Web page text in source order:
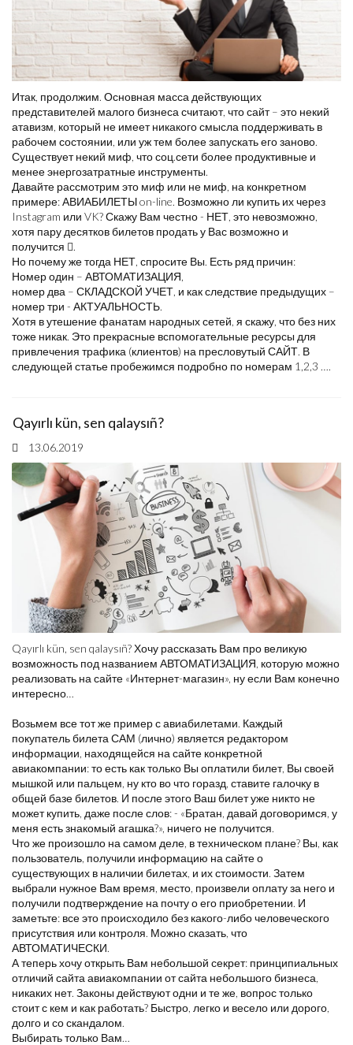
Итак, продолжим. Основная масса действующих
представителей малого бизнеса считают, что сайт – это некий
атавизм, который не имеет никакого смысла поддерживать в
рабочем состоянии, или уж тем более запускать его заново.
Существует некий миф, что соц.сети более продуктивные и
менее энергозатратные инструменты.
Давайте рассмотрим это миф или не миф, на конкретном
примере: АВИАБИЛЕТЫ on-line. Возможно ли купить их через
Instagram или VK? Скажу Вам честно - НЕТ, это невозможно,
хотя пару десятков билетов продать у Вас возможно и
получится .
Но почему же тогда НЕТ, спросите Вы. Есть ряд причин:
Номер один – АВТОМАТИЗАЦИЯ,
номер два – СКЛАДСКОЙ УЧЕТ, и как следствие предыдущих –
номер три - АКТУАЛЬНОСТЬ.
Хотя в утешение фанатам народных сетей, я скажу, что без них
тоже никак. Это прекрасные вспомогательные ресурсы для
привлечения трафика (клиентов) на пресловутый САЙТ. В
следующей статье пробежимся подробно по номерам 1,2,3 ….
Qayırlı kün, sen qalaysıñ?
13.06.2019
Qayırlı kün, sen qalaysıñ? Хочу рассказать Вам про великую
возможность под названием АВТОМАТИЗАЦИЯ, которую можно
реализовать на сайте «Интернет-магазин», ну если Вам конечно
интересно…
Возьмем все тот же пример с авиабилетами. Каждый
покупатель билета САМ (лично) является редактором
информации, находящейся на сайте конкретной
авиакомпании: то есть как только Вы оплатили билет, Вы своей
мышкой или пальцем, ну кто во что горазд, ставите галочку в
общей базе билетов. И после этого Ваш билет уже никто не
может купить, даже после слов: - «Братан, давай договоримся, у
меня есть знакомый агашка?», ничего не получится.
Что же произошло на самом деле, в техническом плане? Вы, как
пользователь, получили информацию на сайте о
существующих в наличии билетах, и их стоимости. Затем
выбрали нужное Вам время, место, произвели оплату за него и
получили подтверждение на почту о его приобретении. И
заметьте: все это происходило без какого-либо человеческого
присутствия или контроля. Можно сказать, что
АВТОМАТИЧЕСКИ.
А теперь хочу открыть Вам небольшой секрет: принципиальных
отличий сайта авиакомпании от сайта небольшого бизнеса,
никаких нет. Законы действуют одни и те же, вопрос только
стоит с кем и как работать? Быстро, легко и весело или дорого,
долго и со скандалом.
Выбирать только Вам…